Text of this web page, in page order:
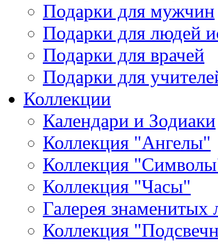
Подарки для мужчин
Подарки для людей
Подарки для врачей
Подарки для
Коллекции
Календари и Зодиаки
Коллекция "Ангелы"
Коллекция
Коллекция "Часы"
Галерея знаменитых
Коллекция